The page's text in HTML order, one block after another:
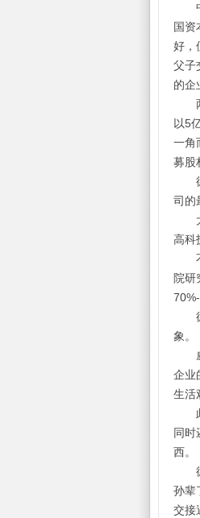
国
好，
父子
的企
两
以5
一角
募股
德
司的
大
高科
不
院研
德
象。
威
企业
生活
此
同时
西。
德
孙辈
交接